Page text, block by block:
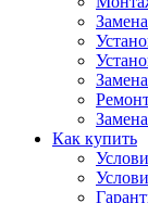
Как купить